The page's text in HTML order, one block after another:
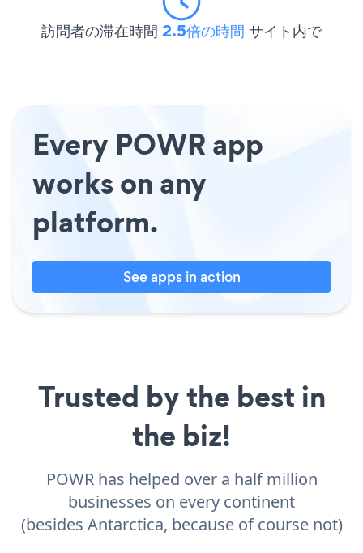
訪問者の滞在時間 2.5倍の時間 サイト内で
Every POWR app
works on any
platform.
See apps in action
Trusted by the best in
the biz!
POWR has helped over a half million
businesses on every continent
(besides Antarctica, because of course not)